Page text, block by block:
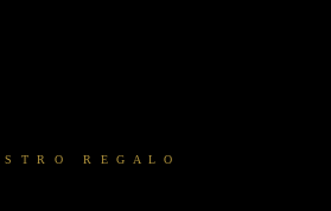
S T R O R E G A L O